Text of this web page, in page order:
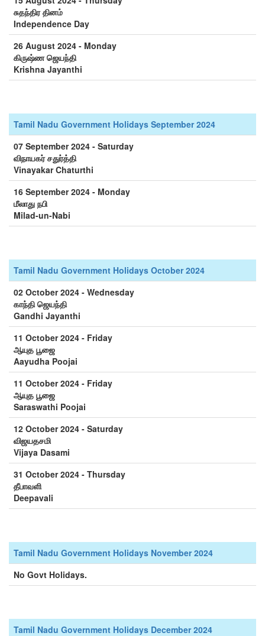
சுதந்திர தினம்
Independence Day
26 August 2024 - Monday
கிருஷ்ண ஜெயந்தி
Krishna Jayanthi
Tamil Nadu Government Holidays September 2024
07 September 2024 - Saturday
விநாயகர் சதுர்த்தி
Vinayakar Chaturthi
16 September 2024 - Monday
மீலாது நபி
Milad-un-Nabi
Tamil Nadu Government Holidays October 2024
02 October 2024 - Wednesday
காந்தி ஜெயந்தி
Gandhi Jayanthi
11 October 2024 - Friday
ஆயுத பூஜை
Aayudha Poojai
11 October 2024 - Friday
ஆயுத பூஜை
Saraswathi Poojai
12 October 2024 - Saturday
விஜயதசமி
Vijaya Dasami
31 October 2024 - Thursday
தீபாவளி
Deepavali
Tamil Nadu Government Holidays November 2024
No Govt Holidays.
Tamil Nadu Government Holidays December 2024